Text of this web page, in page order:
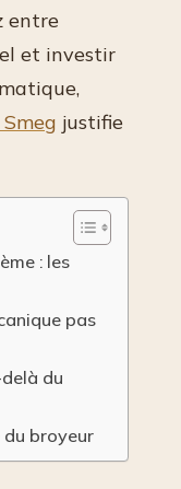
entre
et investir
justifie
: les
pas
du
du broyeur